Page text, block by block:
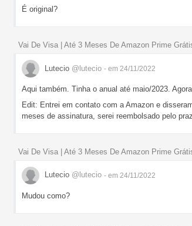
É original?
Vai De Visa | Até 3 Meses De Amazon Prime
Lutecio @lutecio - em 24/11/2022
Aqui também. Tinha o anual até maio/2023.
Edit: Entrei em contato com a Amazon e
meses de assinatura, serei reembolsado pelo
Vai De Visa | Até 3 Meses De Amazon Prime
Lutecio @lutecio - em 24/11/2022
Mudou como?